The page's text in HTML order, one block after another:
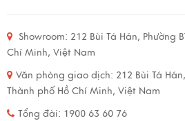
Showroom: 212 Bùi Tá Hán, Phường
Chí Minh, Việt Nam
Văn phòng giao dịch: 212 Bùi Tá
Thành phố Hồ Chí Minh, Việt Nam
Tổng đài: 1900 63 60 76